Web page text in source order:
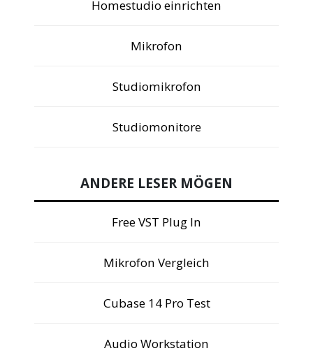
Homestudio einrichten
Mikrofon
Studiomikrofon
Studiomonitore
ANDERE LESER MÖGEN
Free VST Plug In
Mikrofon Vergleich
Cubase 14 Pro Test
Audio Workstation